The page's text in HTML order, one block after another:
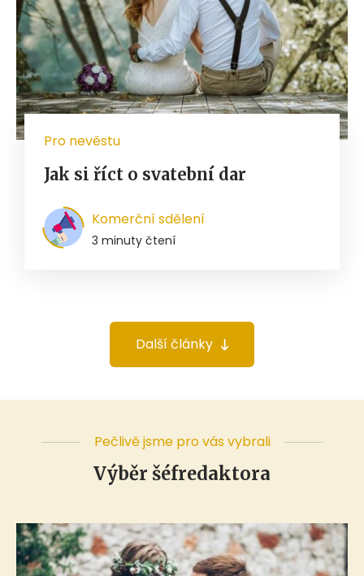
Pro nevěstu
Jak si říct o svatební dar
Komerční sdělení
3 minuty čtení
Další články
Pečlivě jsme pro vás vybrali
Výběr šéfredaktora